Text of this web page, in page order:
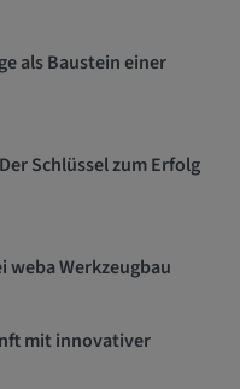
als Baustein einer
Schlüssel zum Erfolg
weba Werkzeugbau
mit innovativer
anonyme
uns, das
auf unserer